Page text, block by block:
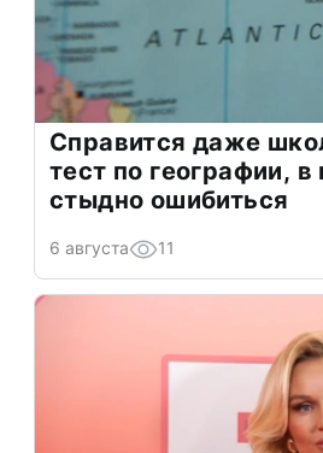
Справится даже
тест по географии,
стыдно ошибиться
6 августа 11